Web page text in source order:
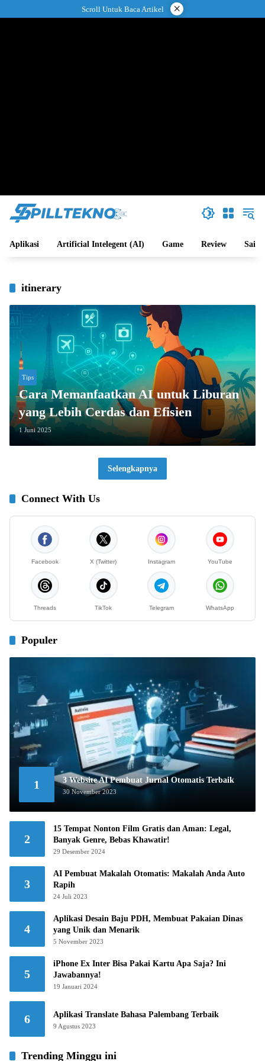
ke
Scroll Untuk Baca Artikel ×
Aplikasi Artificial Intelegent (AI) Game Review Sains
itinerary
Tips
Cara Memanfaatkan AI untuk Liburan
yang Lebih Cerdas dan Efisien
1 Juni 2025
Selengkapnya
Connect With Us
Facebook X (Twitter) Instagram YouTube
Threads TikTok Telegram WhatsApp
Populer
1 3 Website AI Pembuat Jurnal Otomatis Terbaik
30 November 2023
2
15 Tempat Nonton Film Gratis dan Aman: Legal,
Banyak Genre, Bebas Khawatir!
29 Desember 2024
3
AI Pembuat Makalah Otomatis: Makalah Anda Auto
Rapih
24 Juli 2023
4
Aplikasi Desain Baju PDH, Membuat Pakaian Dinas
yang Unik dan Menarik
5 November 2023
5
iPhone Ex Inter Bisa Pakai Kartu Apa Saja? Ini
Jawabannya!
19 Januari 2024
6 Aplikasi Translate Bahasa Palembang Terbaik
9 Agustus 2023
Trending Minggu ini